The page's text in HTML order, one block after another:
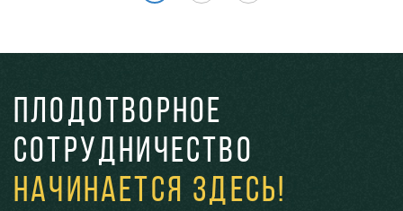
Плодотворное
сотрудничество
начинается здесь!